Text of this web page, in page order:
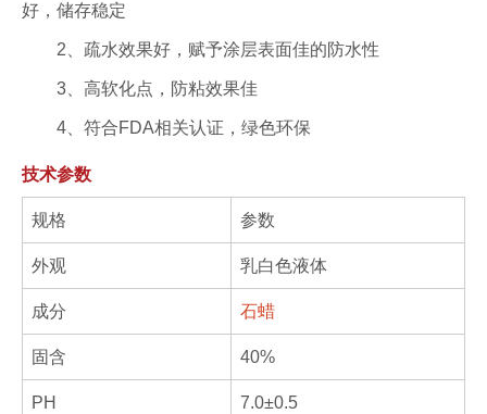
好，储存稳定
2、疏水效果好，赋予涂层表面佳的防水性
3、高软化点，防粘效果佳
4、符合FDA相关认证，绿色环保
技术参数
规格 参数
外观 乳白色液体
成分 石蜡
固含 40%
PH 7.0±0.5